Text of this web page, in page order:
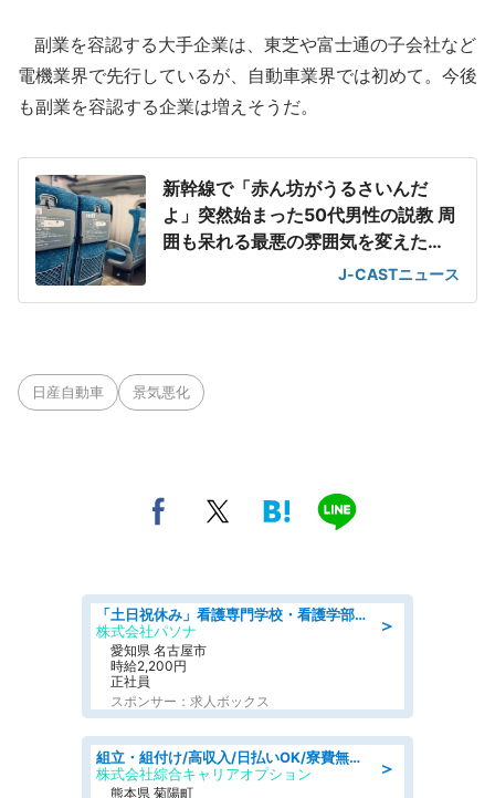
副業を容認する大手企業は、東芝や富士通の子会社など
電機業界で先行しているが、自動車業界では初めて。今後
も副業を容認する企業は増えそうだ。
新幹線で「赤ん坊がうるさいんだ
よ」突然始まった50代男性の説教 周
囲も呆れる最悪の雰囲気を変えた
J-CASTニュース
日産自動車 景気悪化
＞
「土日祝休み」看護専門学校・看護学部での教員業務/高時給/要資格:保健師、正看護師
株式会社パソナ
愛知県 名古屋市
時給2,200円
正社員
スポンサー：求人ボックス
＞
組立・組付け/高収入/日払いOK/寮費無料/交替制/20・30・40代活躍中
株式会社綜合キャリアオプション
熊本県 菊陽町